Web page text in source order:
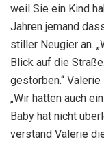
weil Sie ein Kind
Jahren jemand
stiller Neugier an.
Blick auf die
gestorben.“
„Wir hatten auch
Baby hat nicht
verstand Valerie